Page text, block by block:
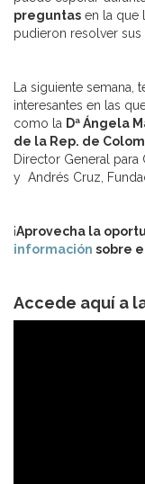
preguntas en la que
pudieron resolver sus
La siguiente
interesantes en las
como la Dª Ángela
de la Rep. de
Director General
y Andrés Cruz,
¡Aprovecha la
información sobre
Accede aquí a